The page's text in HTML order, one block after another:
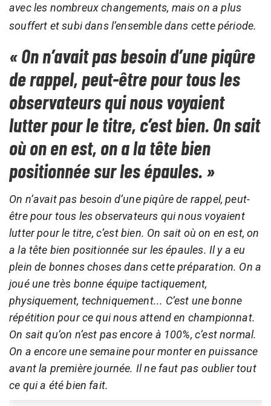
avec les nombreux changements, mais on a plus
souffert et subi dans l’ensemble dans cette période.
« On n’avait pas besoin d’une piqûre
de rappel, peut-être pour tous les
observateurs qui nous voyaient
lutter pour le titre, c’est bien. On sait
où on en est, on a la tête bien
positionnée sur les épaules. »
On n’avait pas besoin d’une piqûre de rappel, peut-
être pour tous les observateurs qui nous voyaient
lutter pour le titre, c’est bien. On sait où on en est, on
a la tête bien positionnée sur les épaules. Il y a eu
plein de bonnes choses dans cette préparation. On a
joué une très bonne équipe tactiquement,
physiquement, techniquement... C’est une bonne
répétition pour ce qui nous attend en championnat.
On sait qu’on n’est pas encore à 100%, c’est normal.
On a encore une semaine pour monter en puissance
avant la première journée. Il ne faut pas oublier tout
ce qui a été bien fait.